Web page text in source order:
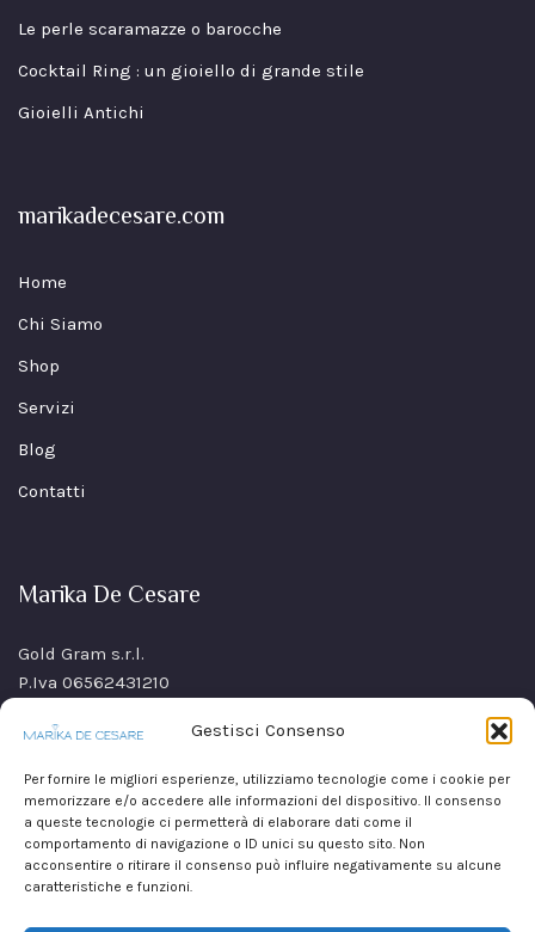
Gestisci Consenso
Per fornire le migliori esperienze, utilizziamo tecnologie come i cookie per
memorizzare e/o accedere alle informazioni del dispositivo. Il consenso
a queste tecnologie ci permetterà di elaborare dati come il
comportamento di navigazione o ID unici su questo sito. Non
acconsentire o ritirare il consenso può influire negativamente su alcune
caratteristiche e funzioni.
Le perle scaramazze o barocche
Cocktail Ring : un gioiello di grande stile
Gioielli Antichi
marikadecesare.com
Home
Chi Siamo
Shop
Servizi
Blog
Contatti
Marika De Cesare
Gold Gram s.r.l.
P.Iva 06562431210
80021 Afragola(NA)